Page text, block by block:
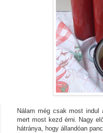
Nálam még csak most indul
mert most kezd érni. Nagy
hátránya, hogy állandóan